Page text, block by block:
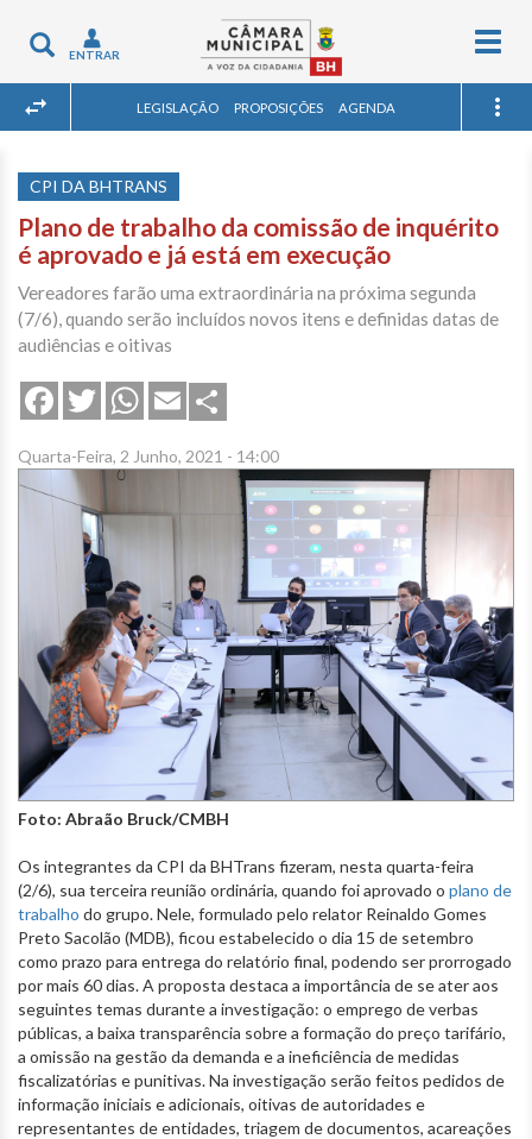
Toggle
navigation
ENTRAR
LEGISLAÇÃO PROPOSIÇÕES AGENDA
CPI DA BHTRANS
Plano de trabalho da comissão de inquérito
é aprovado e já está em execução
Vereadores farão uma extraordinária na próxima segunda
(7/6), quando serão incluídos novos itens e definidas datas de
audiências e oitivas
FacebookTwitterWhatsApp
Email
Quarta-Feira, 2 Junho, 2021 - 14:00
Foto: Abraão Bruck/CMBH
Os integrantes da CPI da BHTrans fizeram, nesta quarta-feira
(2/6), sua terceira reunião ordinária, quando foi aprovado o plano de
trabalho do grupo. Nele, formulado pelo relator Reinaldo Gomes
Preto Sacolão (MDB), ficou estabelecido o dia 15 de setembro
como prazo para entrega do relatório final, podendo ser prorrogado
por mais 60 dias. A proposta destaca a importância de se ater aos
seguintes temas durante a investigação: o emprego de verbas
públicas, a baixa transparência sobre a formação do preço tarifário,
a omissão na gestão da demanda e a ineficiência de medidas
fiscalizatórias e punitivas. Na investigação serão feitos pedidos de
informação iniciais e adicionais, oitivas de autoridades e
representantes de entidades, triagem de documentos, acareações